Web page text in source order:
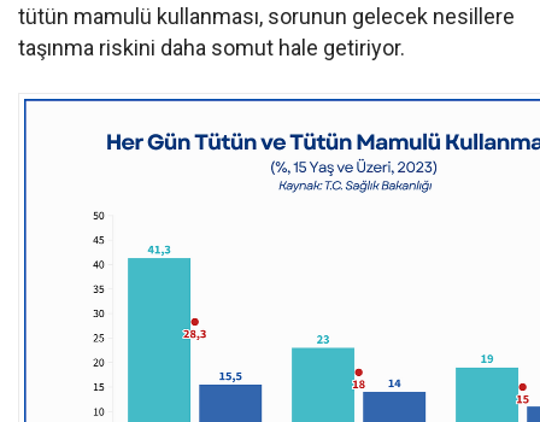
tütün mamulü kullanması, sorunun gelecek nesillere
taşınma riskini daha somut hale getiriyor.